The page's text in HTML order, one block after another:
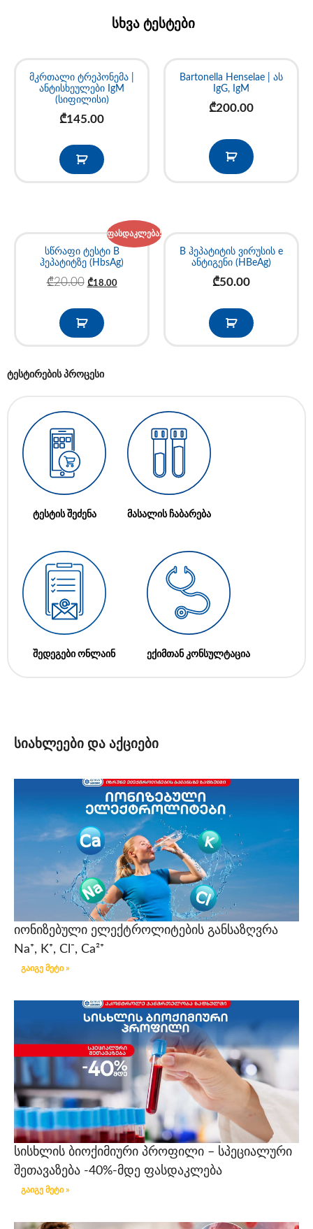
სხვა ტესტები
მკრთალი ტრეპონემა |
ანტისხეულები IgM
(სიფილისი)
₾145.00
Bartonella Henselae | ას
IgG, IgM
₾200.00
ფასდაკლება!
სწრაფი ტესტი B
ჰეპატიტზე (HbsAg)
₾20.00 ₾18.00
B ჰეპატიტის ვირუსის e
ანტიგენი (HBeAg)
₾50.00
ტესტირების პროცესი
ტესტის შეძენა მასალის ჩაბარება
შედეგები ონლაინ ექიმთან კონსულტაცია
სიახლეები და აქციები
იონიზებული ელექტროლიტების განსაზღვრა
Na⁺, K⁺, Cl⁻, Ca²⁺
გაიგე მეტი »
სისხლის ბიოქიმიური პროფილი – სპეციალური
შეთავაზება -40%-მდე ფასდაკლება
გაიგე მეტი »